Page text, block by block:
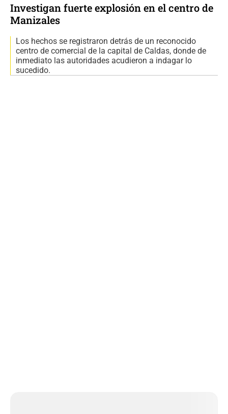
Investigan fuerte explosión en el centro de
Manizales
Los hechos se registraron detrás de un reconocido
centro de comercial de la capital de Caldas, donde de
inmediato las autoridades acudieron a indagar lo
sucedido.